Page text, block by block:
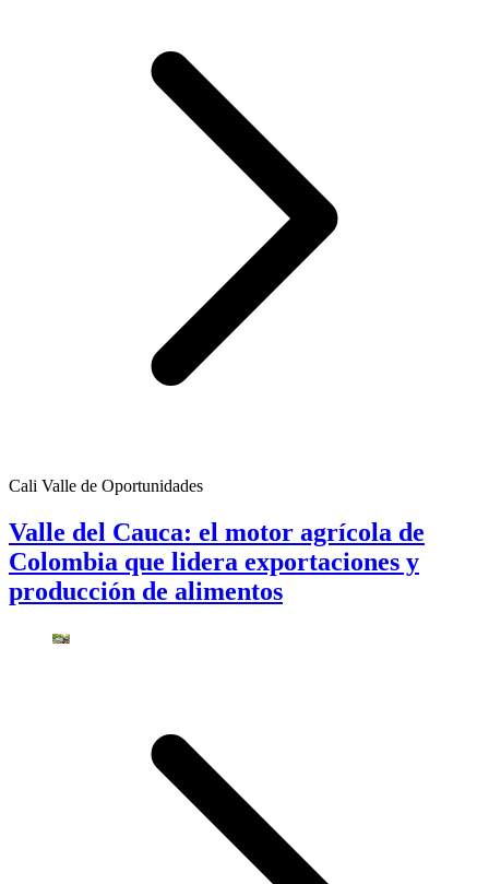
Cali Valle de Oportunidades
Valle del Cauca: el motor agrícola de
Colombia que lidera exportaciones y
producción de alimentos